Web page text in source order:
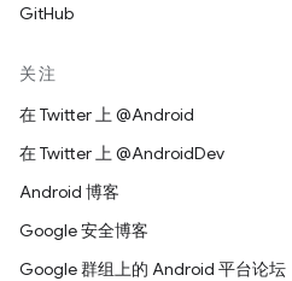
GitHub
关注
在 Twitter 上 @Android
在 Twitter 上 @AndroidDev
Android 博客
Google 安全博客
Google 群组上的 Android 平台论坛